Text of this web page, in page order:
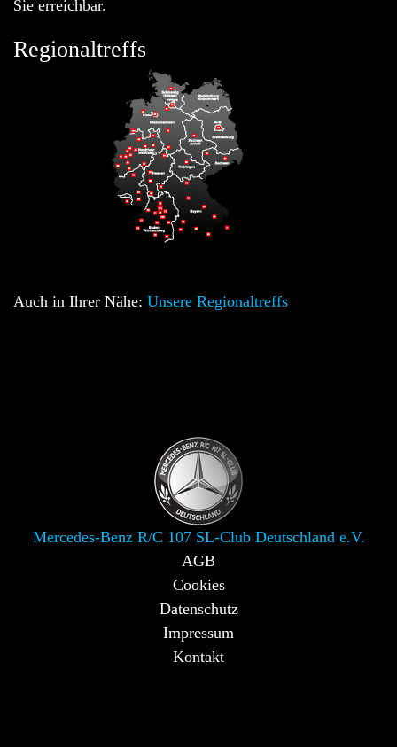
Sie erreichbar.
Regionaltreffs
Auch in Ihrer Nähe: Unsere Regionaltreffs
Mercedes-Benz R/C 107 SL-Club Deutschland e.V.
AGB
Cookies
Datenschutz
Impressum
Kontakt